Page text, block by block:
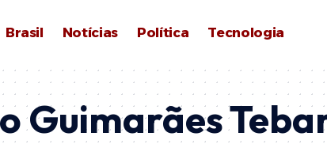
Brasil Notícias Política Tecnologia
Guimarães